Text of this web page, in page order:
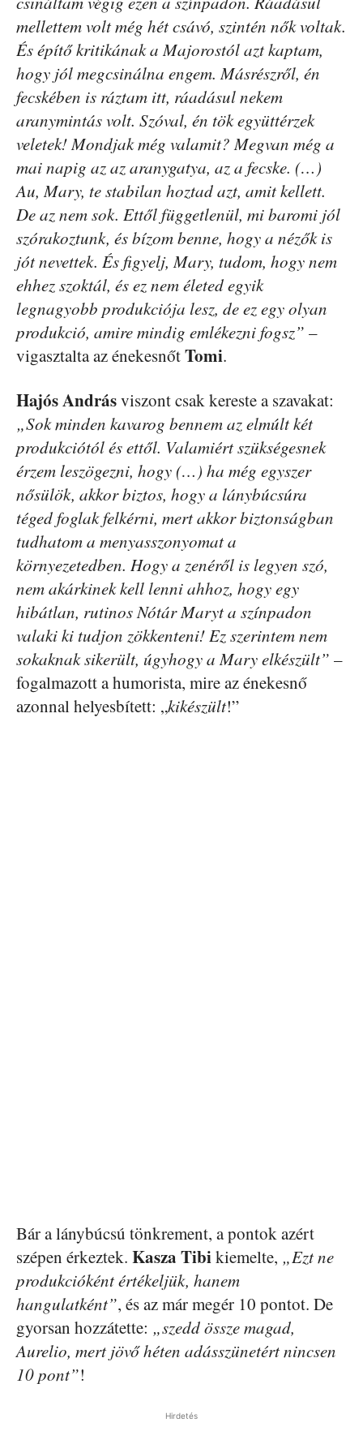
mellettem volt még hét csávó, szintén nők voltak.
És építő kritikának a Majorostól azt kaptam,
hogy jól megcsinálna engem. Másrészről, én
fecskében is ráztam itt, ráadásul nekem
aranymintás volt. Szóval, én tök együttérzek
veletek! Mondjak még valamit? Megvan még a
mai napig az az aranygatya, az a fecske. (…)
Au, Mary, te stabilan hoztad azt, amit kellett.
De az nem sok. Ettől függetlenül, mi baromi jól
szórakoztunk, és bízom benne, hogy a nézők is
jót nevettek. És figyelj, Mary, tudom, hogy nem
ehhez szoktál, és ez nem életed egyik
legnagyobb produkciója lesz, de ez egy olyan
produkció, amire mindig emlékezni fogsz” –
vigasztalta az énekesnőtTomi.
Hajós Andrásviszont csak kereste a szavakat:
„Sok minden kavarog bennem az elmúlt két
produkciótól és ettől. Valamiért szükségesnek
érzem leszögezni, hogy (…) ha még egyszer
nősülök, akkor biztos, hogy a lánybúcsúra
téged foglak felkérni, mert akkor biztonságban
tudhatom a menyasszonyomat a
környezetedben. Hogy a zenéről is legyen szó,
nem akárkinek kell lenni ahhoz, hogy egy
hibátlan, rutinos Nótár Maryt a színpadon
valaki ki tudjon zökkenteni! Ez szerintem nem
sokaknak sikerült, úgyhogy a Mary elkészült” –
fogalmazott a humorista, mire az énekesnő
azonnal helyesbített: „kikészült!”
Bár a lánybúcsú tönkrement, a pontok azért
szépen érkeztek. Kasza Tibikiemelte, „Ezt ne
produkcióként értékeljük, hanem
hangulatként”, és az már megér 10 pontot. De
gyorsan hozzátette: „szedd össze magad,
Aurelio, mert jövő héten adásszünetért nincsen
10 pont”!
Hirdetés